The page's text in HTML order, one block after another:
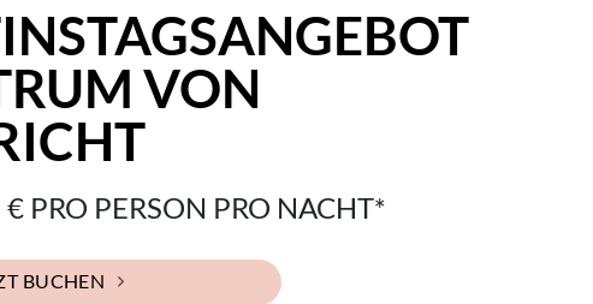
VON
PRO PERSON PRO NACHT*
BUCHEN